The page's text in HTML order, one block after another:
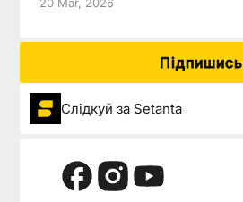
20 Mar, 2026
Підпишись
Слідкуй за Setanta